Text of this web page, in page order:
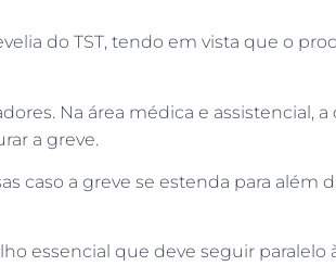
do TST, tendo em vista que o
Na área médica e assistencial,
a greve.
caso a greve se estenda para além
essencial que deve seguir paralelo